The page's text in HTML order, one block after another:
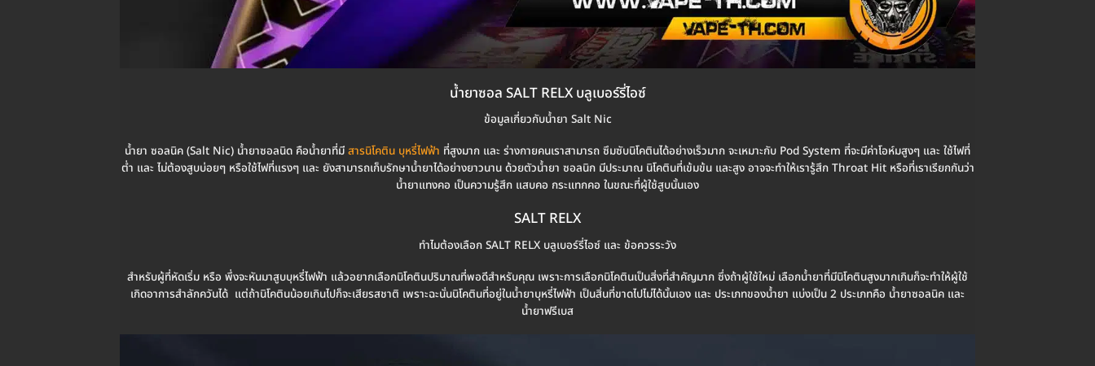
น้ำยาซอล SALT RELX บลูเบอร์รี่ไอซ์
ข้อมูลเกี่ยวกับน้ำยา Salt Nic
น้ำยา ซอลนิค (Salt Nic) น้ำยาซอลนิด คือน้ำยาที่มี สารนิโคติน บุหรี่ไฟฟ้า ที่สูงมาก และ ร่างกายคนเราสามารถ ซึมซับนิโคตินได้อย่างเร็วมาก จะเหมาะกับ Pod System ที่จะมีค่าโอห์มสูงๆ และ ใช้ไฟที่
ต่ำ และ ไม่ต้องสูบบ่อยๆ หรือใช้ไฟที่แรงๆ และ ยังสามารถเก็บรักษาน้ำยาได้อย่างยาวนาน ด้วยตัวน้ำยา ซอลนิก มีประมาณ นิโคตินที่เข้มข้น และสูง อาจจะทำให้เรารู้สึก Throat Hit หรือที่เราเรียกกันว่า
น้ำยาแทงคอ เป็นความรู้สึก แสบคอ กระแทกคอ ในขณะที่ผู้ใช้สูบนั้นเอง
SALT RELX
ทำไมต้องเลือก SALT RELX บลูเบอร์รี่ไอซ์ และ ข้อควรระวัง
สำหรับผู้ที่หัดเริ่ม หรือ พึ่งจะหันมาสูบบุหรี่ไฟฟ้า แล้วอยากเลือกนิโคตินปริมาณที่พอดีสำหรับคุณ เพราะการเลือกนิโคตินเป็นสิ่งที่สำคัญมาก ซึ่งถ้าผู้ใช้ใหม่ เลือกน้ำยาที่มีนิโคตินสูงมากเกินก็จะทำให้ผู้ใช้
เกิดอาการสำลักควันได้ แต่ถ้านิโคตินน้อยเกินไปก็จะเสียรสชาติ เพราะฉะนั่นนิโคตินที่อยู่ในน้ำยาบุหรี่ไฟฟ้า เป็นสิ่นที่ขาดไปไม่ได้นั้นเอง และ ประเภทของน้ำยา แบ่งเป็น 2 ประเภทคือ น้ำยาซอลนิค และ
น้ำยาฟรีเบส